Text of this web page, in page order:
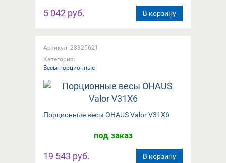
5 042 руб. В корзину
Артикул: 28325621
Категория:
Весы порционные
Порционные весы OHAUS Valor V31X6
под заказ
19 543 руб. В корзину